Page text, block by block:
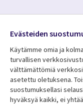
Resurssikeskus
Media
FINLAND
Evästeiden
Käytämme omia ja
turvallisen
välttämättömiä
asetettu oletuksena.
suostumuksellasi
hyväksyä kaikki, ei